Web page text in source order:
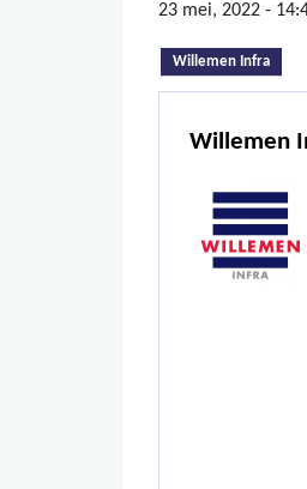
23 mei, 2022 -
Willemen Infra
Willemen